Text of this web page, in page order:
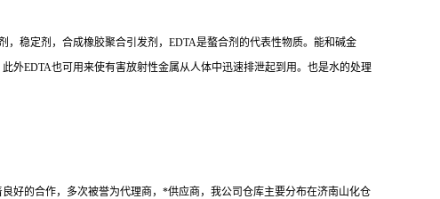
稳定剂，合成橡胶聚合引发剂，EDTA是螯合剂的代表性物质。能和碱金
外EDTA也可用来使有害放射性金属从人体中迅速排泄起到用。也是水的处理
好的合作，多次被誉为代理商，*供应商，我公司仓库主要分布在济南山化仓